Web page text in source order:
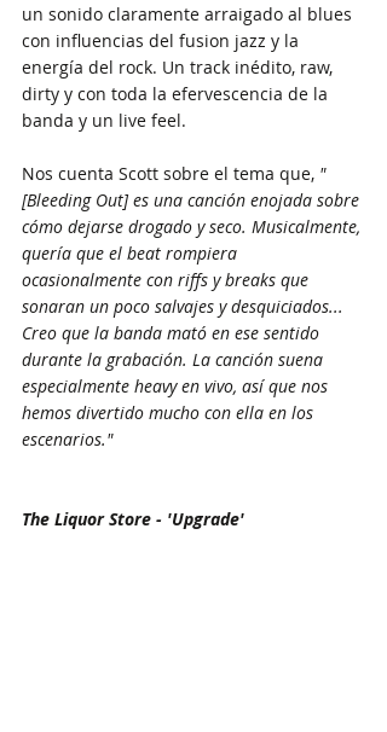
un sonido claramente arraigado al blues
con influencias del fusion jazz y la
energía del rock. Un track inédito, raw,
dirty y con toda la efervescencia de la
banda y un live feel.
Nos cuenta Scott sobre el tema que, "
[Bleeding Out] es una canción enojada sobre
cómo dejarse drogado y seco. Musicalmente,
quería que el beat rompiera
ocasionalmente con riffs y breaks que
sonaran un poco salvajes y desquiciados...
Creo que la banda mató en ese sentido
durante la grabación. La canción suena
especialmente heavy en vivo, así que nos
hemos divertido mucho con ella en los
escenarios."
The Liquor Store - 'Upgrade'